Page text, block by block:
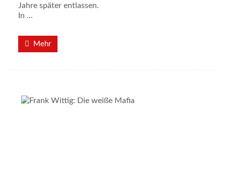
Jahre später entlassen.
In ...
Mehr